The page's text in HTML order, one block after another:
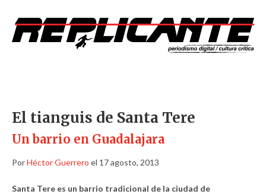
El tianguis de Santa Tere
Un barrio en Guadalajara
PorHéctor Guerrero el 17 agosto, 2013
Santa Tere es un barrio tradicional de la ciudad de